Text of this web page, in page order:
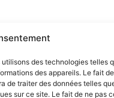
des technologies telles
des appareils. Le fait de
de traiter des données telles
sur ce site. Le fait de ne pas